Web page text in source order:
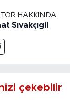
HAKKINDA
Sıvakçıgil
çekebilir